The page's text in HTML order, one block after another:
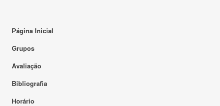
Página Inicial
Grupos
Avaliação
Bibliografia
Horário